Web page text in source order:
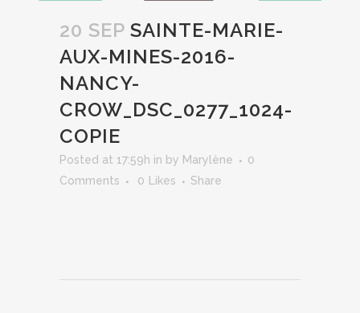
20 SEP SAINTE-MARIE-
AUX-MINES-2016-
NANCY-
CROW_DSC_0277_1024-
COPIE
Posted at 17:59h in by Marylène
0
Comments
0 Likes Share